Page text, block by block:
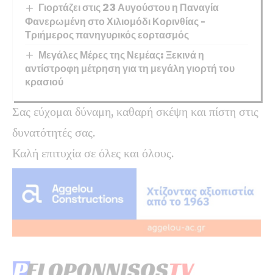
Γιορτάζει στις 23 Αυγούστου η Παναγία
Φανερωμένη στο Χιλιομόδι Κορινθίας –
Τριήμερος πανηγυρικός εορτασμός
Μεγάλες Μέρες της Νεμέας: Ξεκινά η
αντίστροφη μέτρηση για τη μεγάλη γιορτή του
κρασιού
Σας εύχομαι δύναμη, καθαρή σκέψη και πίστη στις
δυνατότητές σας.
Καλή επιτυχία σε όλες και όλους.